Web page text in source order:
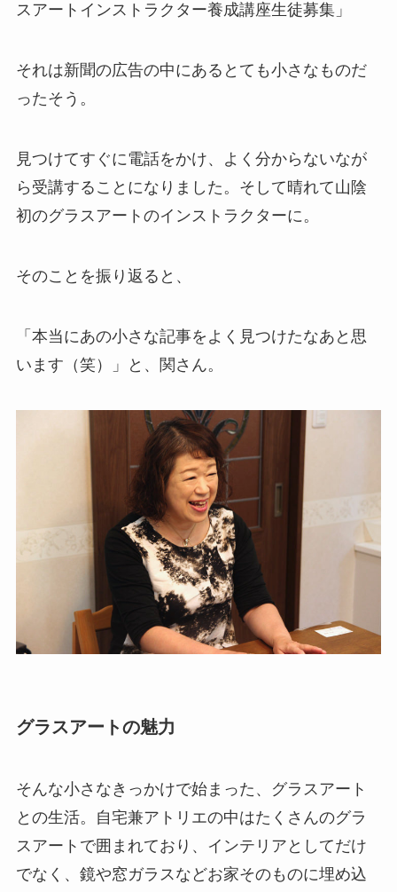
スアートインストラクター養成講座生徒募集」
それは新聞の広告の中にあるとても小さなものだ
ったそう。
見つけてすぐに電話をかけ、よく分からないなが
ら受講することになりました。そして晴れて山陰
初のグラスアートのインストラクターに。
そのことを振り返ると、
「本当にあの小さな記事をよく見つけたなあと思
います（笑）」と、関さん。
グラスアートの魅力
そんな小さなきっかけで始まった、グラスアート
との生活。自宅兼アトリエの中はたくさんのグラ
スアートで囲まれており、インテリアとしてだけ
でなく、鏡や窓ガラスなどお家そのものに埋め込